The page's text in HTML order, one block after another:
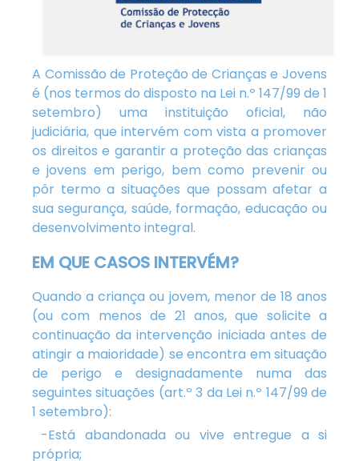
A Comissão de Proteção de Crianças e Jovens
é (nos termos do disposto na Lei n.º 147/99 de 1
setembro) uma instituição oficial, não
judiciária, que intervém com vista a promover
os direitos e garantir a proteção das crianças
e jovens em perigo, bem como prevenir ou
pôr termo a situações que possam afetar a
sua segurança, saúde, formação, educação ou
desenvolvimento integral.
EM QUE CASOS INTERVÉM?
Quando a criança ou jovem, menor de 18 anos
(ou com menos de 21 anos, que solicite a
continuação da intervenção iniciada antes de
atingir a maioridade) se encontra em situação
de perigo e designadamente numa das
seguintes situações (art.º 3 da Lei n.º 147/99 de
1 setembro):
-Está abandonada ou vive entregue a si
própria;